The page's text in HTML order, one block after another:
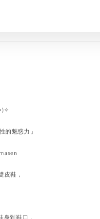
✧
的魅惑力」
皮鞋，
身到鞋口，